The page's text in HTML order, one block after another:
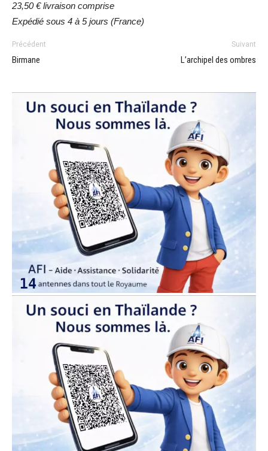
23,50 € livraison comprise
Expédié sous 4 à 5 jours (France)
Précédent
Birmane
Suivant
L’archipel des ombres